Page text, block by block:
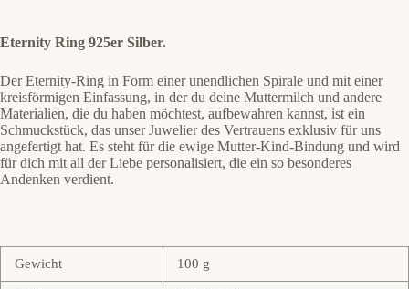
Eternity Ring 925er Silber.
Der Eternity-Ring in Form einer unendlichen Spirale und mit einer
kreisförmigen Einfassung, in der du deine Muttermilch und andere
Materialien, die du haben möchtest, aufbewahren kannst, ist ein
Schmuckstück, das unser Juwelier des Vertrauens exklusiv für uns
angefertigt hat. Es steht für die ewige Mutter-Kind-Bindung und wird
für dich mit all der Liebe personalisiert, die ein so besonderes
Andenken verdient.
Gewicht 100 g